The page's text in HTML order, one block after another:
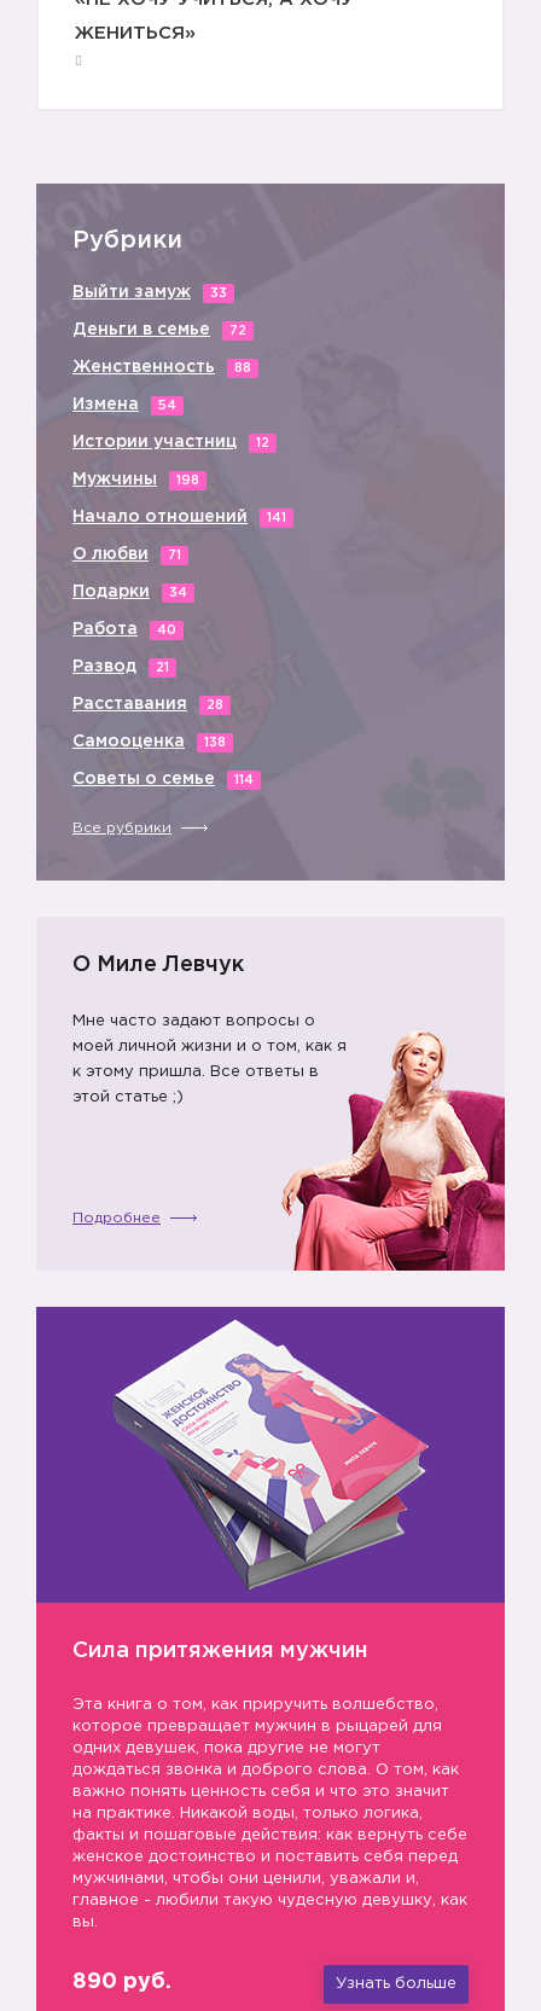
ЖЕНИТЬСЯ»
Рубрики
Выйти замуж 33
Деньги в семье 72
Женственность 88
Измена 54
Истории участниц 12
Мужчины 198
Начало отношений 141
О любви 71
Подарки 34
Работа 40
Развод 21
Расставания 28
Самооценка 138
Советы о семье 114
Все рубрики
О Миле Левчук
Мне часто задают вопросы о
моей личной жизни и о том, как я
к этому пришла. Все ответы в
этой статье ;)
Подробнее
Сила притяжения мужчин
Эта книга о том, как приручить волшебство,
которое превращает мужчин в рыцарей для
одних девушек, пока другие не могут
дождаться звонка и доброго слова. О том, как
важно понять ценность себя и что это значит
на практике. Никакой воды, только логика,
факты и пошаговые действия: как вернуть себе
женское достоинство и поставить себя перед
мужчинами, чтобы они ценили, уважали и,
главное - любили такую чудесную девушку, как
вы.
890 руб. Узнать больше